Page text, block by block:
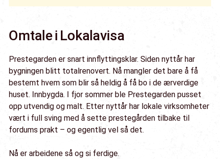
Omtale i Lokalavisa
Prestegarden er snart innflyttingsklar. Siden nyttår har
bygningen blitt totalrenovert. Nå mangler det bare å få
bestemt hvem som blir så heldig å få bo i de ærverdige
huset. Innbygda. I fjor sommer ble Prestegarden pusset
opp utvendig og malt. Etter nyttår har lokale virksomheter
vært i full sving med å sette prestegården tilbake til
fordums prakt – og egentlig vel så det.
Nå er arbeidene så og si ferdige.